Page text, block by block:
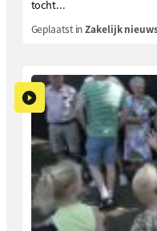
tocht...
Geplaatst inZakelijk